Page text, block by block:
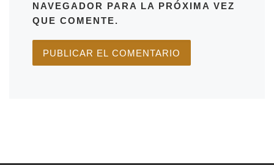
NAVEGADOR PARA LA PRÓXIMA VEZ
QUE COMENTE.